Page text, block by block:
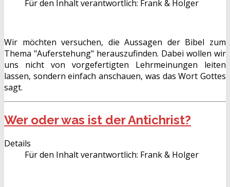
Für den Inhalt verantwortlich: Frank & Holger
Wir möchten versuchen, die Aussagen der Bibel zum
Thema "Auferstehung" herauszufinden. Dabei wollen wir
uns nicht von vorgefertigten Lehrmeinungen leiten
lassen, sondern einfach anschauen, was das Wort Gottes
sagt.
Wer oder was ist der Antichrist?
Details
Für den Inhalt verantwortlich: Frank & Holger